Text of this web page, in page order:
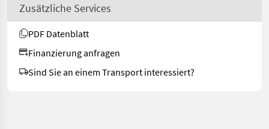
Zusätzliche Services
PDF Datenblatt
Finanzierung anfragen
Sind Sie an einem Transport interessiert?